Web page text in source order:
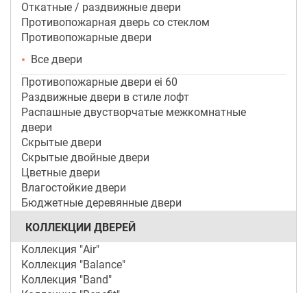
Откатные / раздвижные двери
Противопожарная дверь со стеклом
Противопожарные двери
Все двери
Противопожарные двери ei 60
Раздвижные двери в стиле лофт
Распашные двустворчатые межкомнатные
двери
Скрытые двери
Скрытые двойные двери
Цветные двери
Влагостойкие двери
Бюджетные деревянные двери
КОЛЛЕКЦИИ ДВЕРЕЙ
Коллекция "Air"
Коллекция "Balance"
Коллекция "Band"